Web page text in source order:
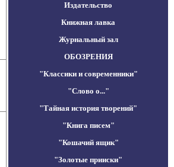
Издательство
Книжная лавка
Журнальный зал
ОБОЗРЕНИЯ
"Классики и современники"
"Слово о..."
"Тайная история творений"
"Книга писем"
"Кошачий ящик"
"Золотые прииски"